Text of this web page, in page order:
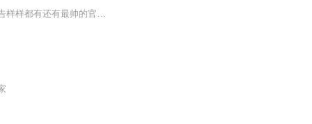
喜灰官方发布的羊羊日常喜灰圈人必看玩梗搞笑，庆祝生日，电影片段，超燃剪辑，新篇预告样样都有还有最帅的官方拟人！不看可惜了想看你推的快乐日常吗，想看你推的帅气拟人吗？想看你推过生日时的快乐瞬间吗？这些都在本专辑当中哦！（喜欢的话可以给作者...